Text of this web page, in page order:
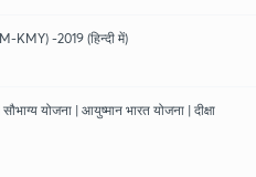
KMY) -2019 (हिन्दी में)
योजना | आयुष्मान भारत योजना | दीक्षा